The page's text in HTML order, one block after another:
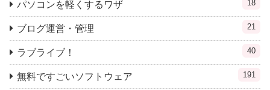
パソコンを軽くするワザ 18
ブログ運営・管理 21
ラブライブ！ 40
無料ですごいソフトウェア 191